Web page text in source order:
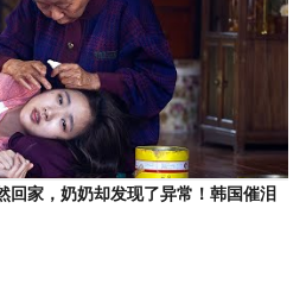
回家，奶奶却发现了异常！韩国催泪